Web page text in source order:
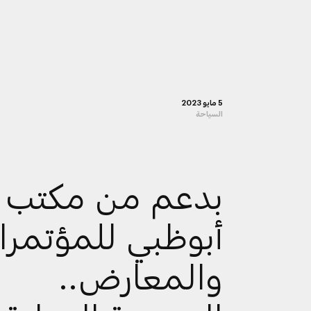
5 مايو 2023
السياحة
بدعم من مكتب
أبوظبي
والمعارض..